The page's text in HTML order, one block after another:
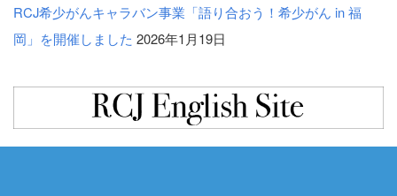
RCJ希少がんキャラバン事業「語り合おう！希少がん in 福
岡」を開催しました 2026年1月19日